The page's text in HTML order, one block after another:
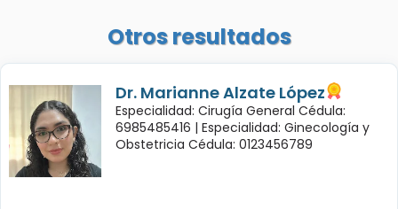
Otros resultados
Dr. Marianne Alzate López
Especialidad: Cirugía General Cédula:
6985485416 | Especialidad: Ginecología y
Obstetricia Cédula: 0123456789